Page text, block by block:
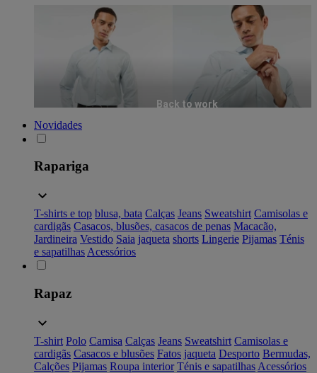
Back to work
Novidades
Rapariga
T-shirts e top blusa, bata Calças Jeans Sweatshirt Camisolas e
cardigãs Casacos, blusões, casacos de penas Macacão,
Jardineira Vestido Saia jaqueta shorts Lingerie Pijamas Ténis
e sapatilhas Acessórios
Rapaz
T-shirt Polo Camisa Calças Jeans Sweatshirt Camisolas e
cardigãs Casacos e blusões Fatos jaqueta Desporto Bermudas,
Calções Pijamas Roupa interior Ténis e sapatilhas Acessórios